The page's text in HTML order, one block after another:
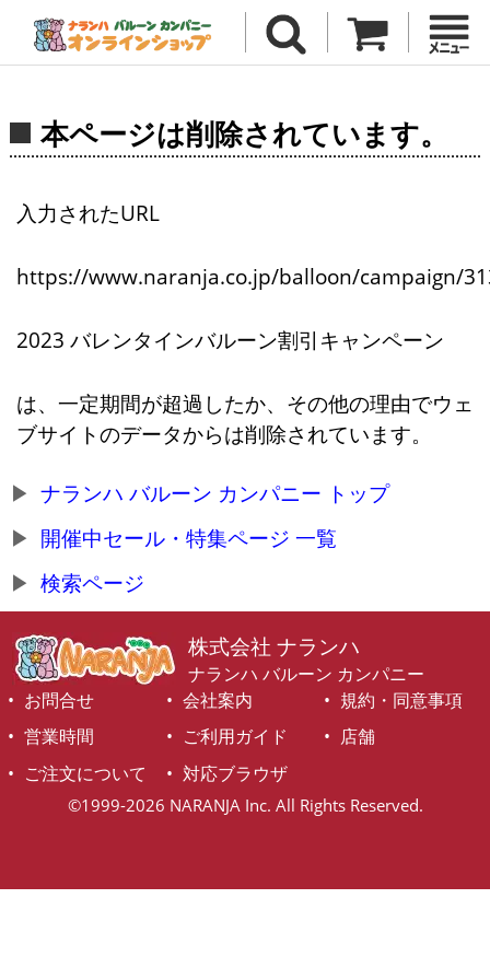
本ページは削除されています。
入力されたURL
https://www.naranja.co.jp/balloon/campaign/
2023 バレンタインバルーン割引キャンペーン
は、一定期間が超過したか、その他の理由でウェ
ブサイトのデータからは削除されています。
ナランハ バルーン カンパニー トップ
開催中セール・特集ページ 一覧
検索ページ
株式会社 ナランハ
ナランハ バルーン カンパニー
お問合せ
会社案内
規約・同意事項
営業時間
ご利用ガイド
店舗
ご注文について
対応ブラウザ
©1999-2026 NARANJA Inc. All Rights Reserved.